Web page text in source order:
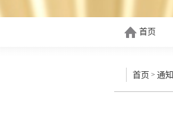
首页
首页 > 通知